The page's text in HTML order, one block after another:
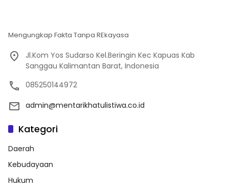
Mengungkap Fakta Tanpa REkayasa
Jl.Kom Yos Sudarso Kel.Beringin Kec Kapuas Kab
Sanggau Kalimantan Barat, Indonesia
085250144972
admin@mentarikhatulistiwa.co.id
Kategori
Daerah
Kebudayaan
Hukum